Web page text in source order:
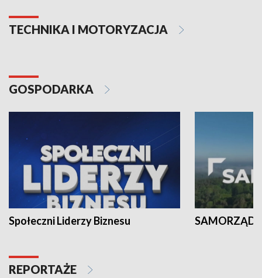
TECHNIKA I MOTORYZACJA
GOSPODARKA
Społeczni Liderzy Biznesu SAMORZĄD
REPORTAŻE